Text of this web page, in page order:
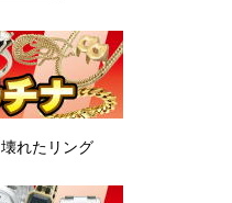
壊れたリング